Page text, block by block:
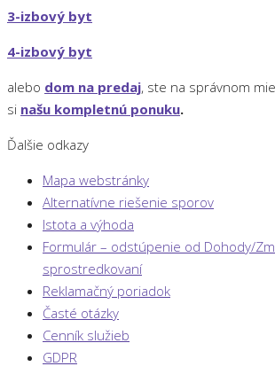
3-izbový byt
4-izbový byt
alebo dom na predaj, ste na správnom
si našu kompletnú ponuku.
Ďalšie odkazy
Mapa webstránky
Alternatívne riešenie sporov
Istota a výhoda
Formulár – odstúpenie od Dohody/
sprostredkovaní
Reklamačný poriadok
Časté otázky
Cenník služieb
GDPR